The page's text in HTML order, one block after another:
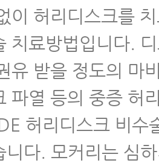
이 허리디스크를
치료방법입니다.
유 받을 정도의 마
파열 등의 중증 허
허리디스크 비수
니다. 모커리는 심